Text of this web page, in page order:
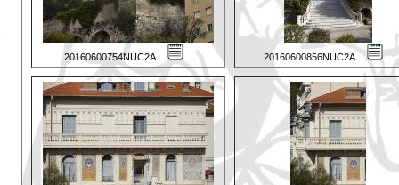
20160600754NUC2A 20160600856NUC2A